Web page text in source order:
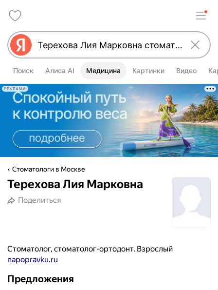
Поиск Алиса AI Медицина Картинки Видео
РЕКЛАМА
Стоматологи в Москве
Терехова Лия Марковна
Поделиться
Стоматолог, стоматолог-ортодонт. Взрослый
napopravku.ru
Предложения